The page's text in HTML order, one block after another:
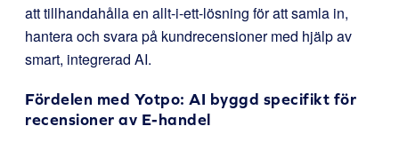
att tillhandahålla en allt-i-ett-lösning för att samla in,
hantera och svara på kundrecensioner med hjälp av
smart, integrerad AI.
Fördelen med Yotpo: AI byggd specifikt för
recensioner av E-handel